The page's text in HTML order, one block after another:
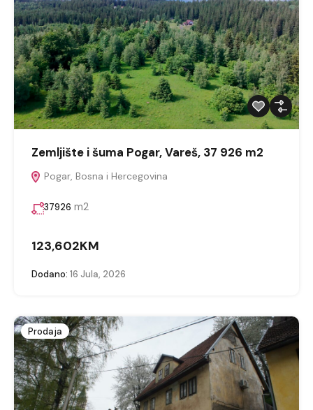
Zemljište i šuma Pogar, Vareš, 37 926 m2
Pogar, Bosna i Hercegovina
37926 m2
123,602KM
Dodano: 16 Jula, 2026
Prodaja